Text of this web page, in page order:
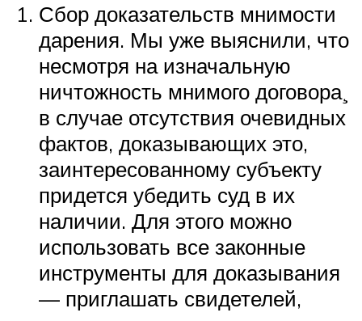
Сбор доказательств мнимости
дарения. Мы уже выяснили, что
несмотря на изначальную
ничтожность мнимого договора¸
в случае отсутствия очевидных
фактов, доказывающих это,
заинтересованному субъекту
придется убедить суд в их
наличии. Для этого можно
использовать все законные
инструменты для доказывания
— приглашать свидетелей,